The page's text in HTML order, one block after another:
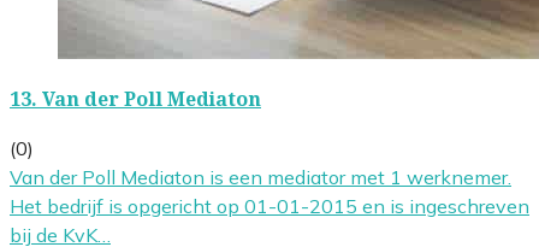
13. Van der Poll Mediaton
(0)
Van der Poll Mediaton is een mediator met 1 werknemer.
Het bedrijf is opgericht op 01-01-2015 en is ingeschreven
bij de KvK…